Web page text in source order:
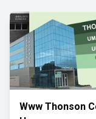
Www Thonson